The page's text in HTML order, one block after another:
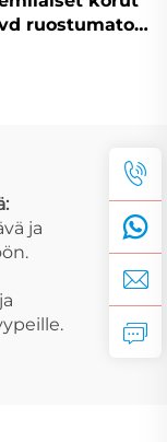
ruostumaton
ja